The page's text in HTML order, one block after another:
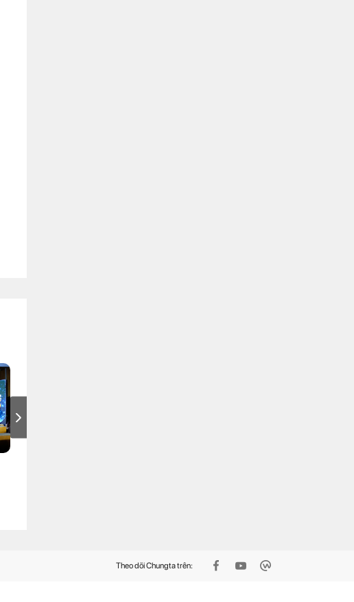
Theo dõi Chungta trên: